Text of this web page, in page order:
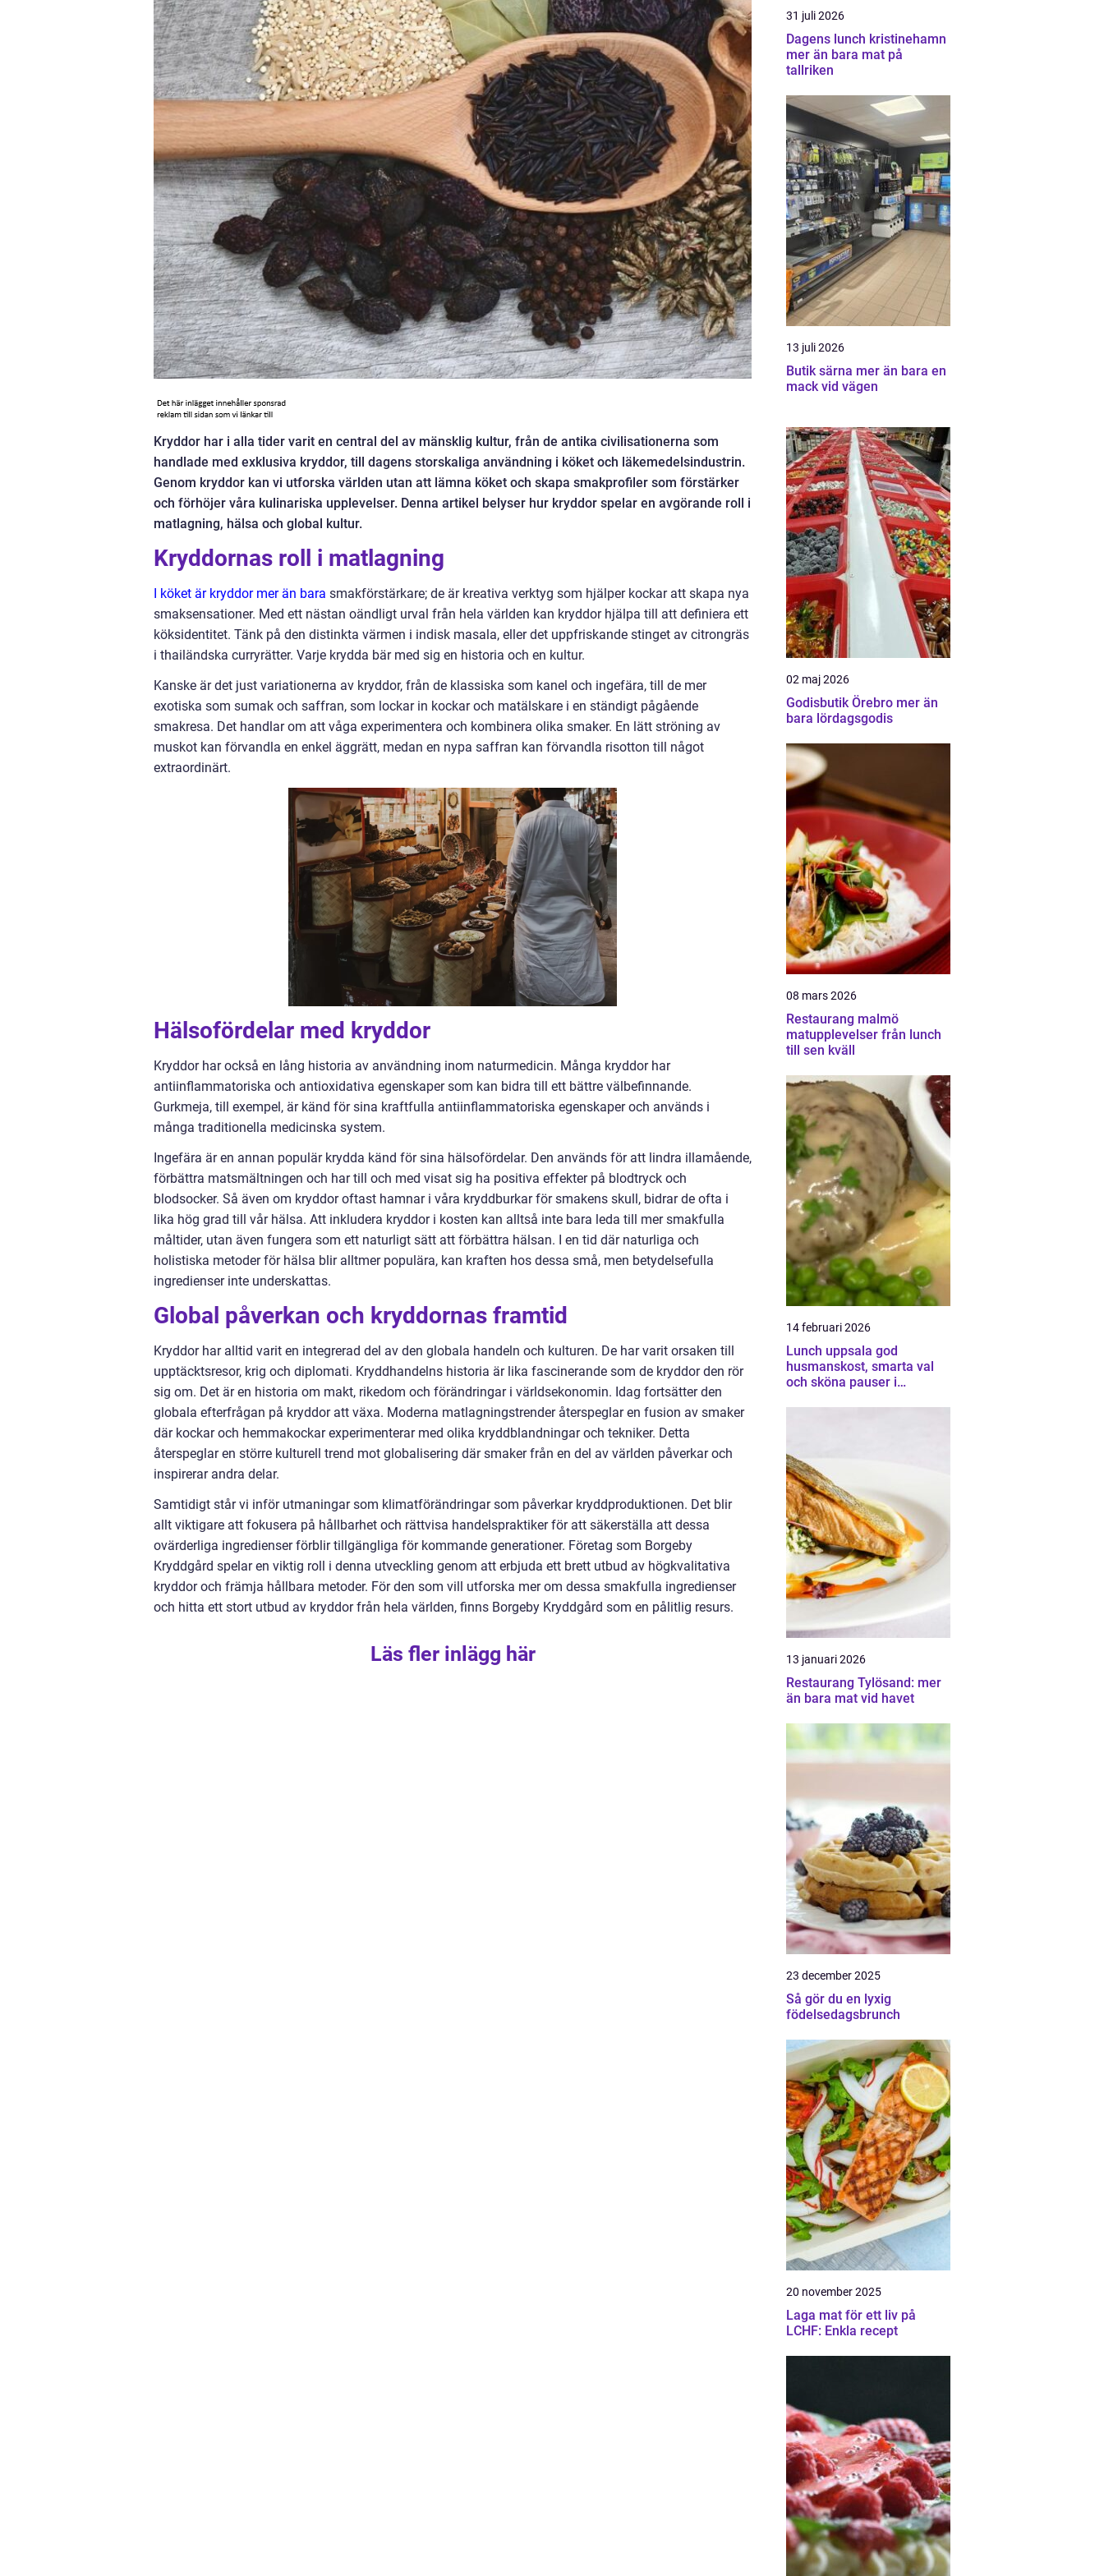
Kryddor har i alla tider varit en central del av mänsklig kultur, från de antika civilisationerna som
handlade med exklusiva kryddor, till dagens storskaliga användning i köket och läkemedelsindustrin.
Genom kryddor kan vi utforska världen utan att lämna köket och skapa smakprofiler som förstärker
och förhöjer våra kulinariska upplevelser. Denna artikel belyser hur kryddor spelar en avgörande roll i
matlagning, hälsa och global kultur.
Kryddornas roll i matlagning
I köket är kryddor mer än bara smakförstärkare; de är kreativa verktyg som hjälper kockar att skapa nya
smaksensationer. Med ett nästan oändligt urval från hela världen kan kryddor hjälpa till att definiera ett
köksidentitet. Tänk på den distinkta värmen i indisk masala, eller det uppfriskande stinget av citrongräs
i thailändska curryrätter. Varje krydda bär med sig en historia och en kultur.
Kanske är det just variationerna av kryddor, från de klassiska som kanel och ingefära, till de mer
exotiska som sumak och saffran, som lockar in kockar och matälskare i en ständigt pågående
smakresa. Det handlar om att våga experimentera och kombinera olika smaker. En lätt ströning av
muskot kan förvandla en enkel äggrätt, medan en nypa saffran kan förvandla risotton till något
extraordinärt.
Hälsofördelar med kryddor
Kryddor har också en lång historia av användning inom naturmedicin. Många kryddor har
antiinflammatoriska och antioxidativa egenskaper som kan bidra till ett bättre välbefinnande.
Gurkmeja, till exempel, är känd för sina kraftfulla antiinflammatoriska egenskaper och används i
många traditionella medicinska system.
Ingefära är en annan populär krydda känd för sina hälsofördelar. Den används för att lindra illamående,
förbättra matsmältningen och har till och med visat sig ha positiva effekter på blodtryck och
blodsocker. Så även om kryddor oftast hamnar i våra kryddburkar för smakens skull, bidrar de ofta i
lika hög grad till vår hälsa. Att inkludera kryddor i kosten kan alltså inte bara leda till mer smakfulla
måltider, utan även fungera som ett naturligt sätt att förbättra hälsan. I en tid där naturliga och
holistiska metoder för hälsa blir alltmer populära, kan kraften hos dessa små, men betydelsefulla
ingredienser inte underskattas.
Global påverkan och kryddornas framtid
Kryddor har alltid varit en integrerad del av den globala handeln och kulturen. De har varit orsaken till
upptäcktsresor, krig och diplomati. Kryddhandelns historia är lika fascinerande som de kryddor den rör
sig om. Det är en historia om makt, rikedom och förändringar i världsekonomin. Idag fortsätter den
globala efterfrågan på kryddor att växa. Moderna matlagningstrender återspeglar en fusion av smaker
där kockar och hemmakockar experimenterar med olika kryddblandningar och tekniker. Detta
återspeglar en större kulturell trend mot globalisering där smaker från en del av världen påverkar och
inspirerar andra delar.
Samtidigt står vi inför utmaningar som klimatförändringar som påverkar kryddproduktionen. Det blir
allt viktigare att fokusera på hållbarhet och rättvisa handelspraktiker för att säkerställa att dessa
ovärderliga ingredienser förblir tillgängliga för kommande generationer. Företag som Borgeby
Kryddgård spelar en viktig roll i denna utveckling genom att erbjuda ett brett utbud av högkvalitativa
kryddor och främja hållbara metoder. För den som vill utforska mer om dessa smakfulla ingredienser
och hitta ett stort utbud av kryddor från hela världen, finns Borgeby Kryddgård som en pålitlig resurs.
Läs fler inlägg här
31 juli 2026
Dagens lunch kristinehamn
mer än bara mat på
tallriken
13 juli 2026
Butik särna mer än bara en
mack vid vägen
02 maj 2026
Godisbutik Örebro mer än
bara lördagsgodis
08 mars 2026
Restaurang malmö
matupplevelser från lunch
till sen kväll
14 februari 2026
Lunch uppsala god
husmanskost, smarta val
och sköna pauser i
13 januari 2026
Restaurang Tylösand: mer
än bara mat vid havet
23 december 2025
Så gör du en lyxig
födelsedagsbrunch
20 november 2025
Laga mat för ett liv på
LCHF: Enkla recept